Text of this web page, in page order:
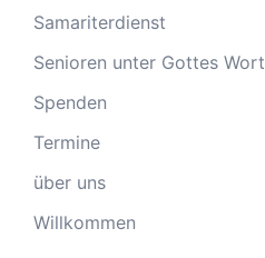
Samariterdienst
Senioren unter Gottes Wort
Spenden
Termine
über uns
Willkommen